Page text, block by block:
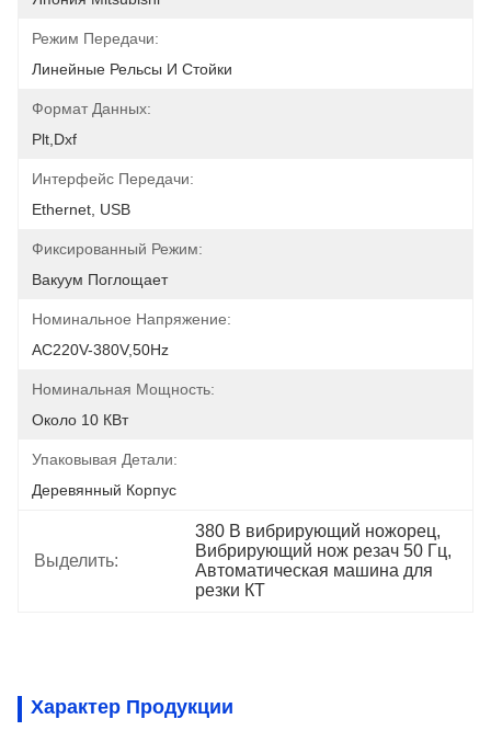
Режим Передачи:
Линейные Рельсы И Стойки
Формат Данных:
Plt,Dxf
Интерфейс Передачи:
Ethernet, USB
Фиксированный Режим:
Вакуум Поглощает
Номинальное Напряжение:
AC220V-380V,50Hz
Номинальная Мощность:
Около 10 КВт
Упаковывая Детали:
Деревянный Корпус
Выделить:
380 В вибрирующий ножорец,
Вибрирующий нож резач 50 Гц
Автоматическая машина для
резки КТ
Характер Продукции